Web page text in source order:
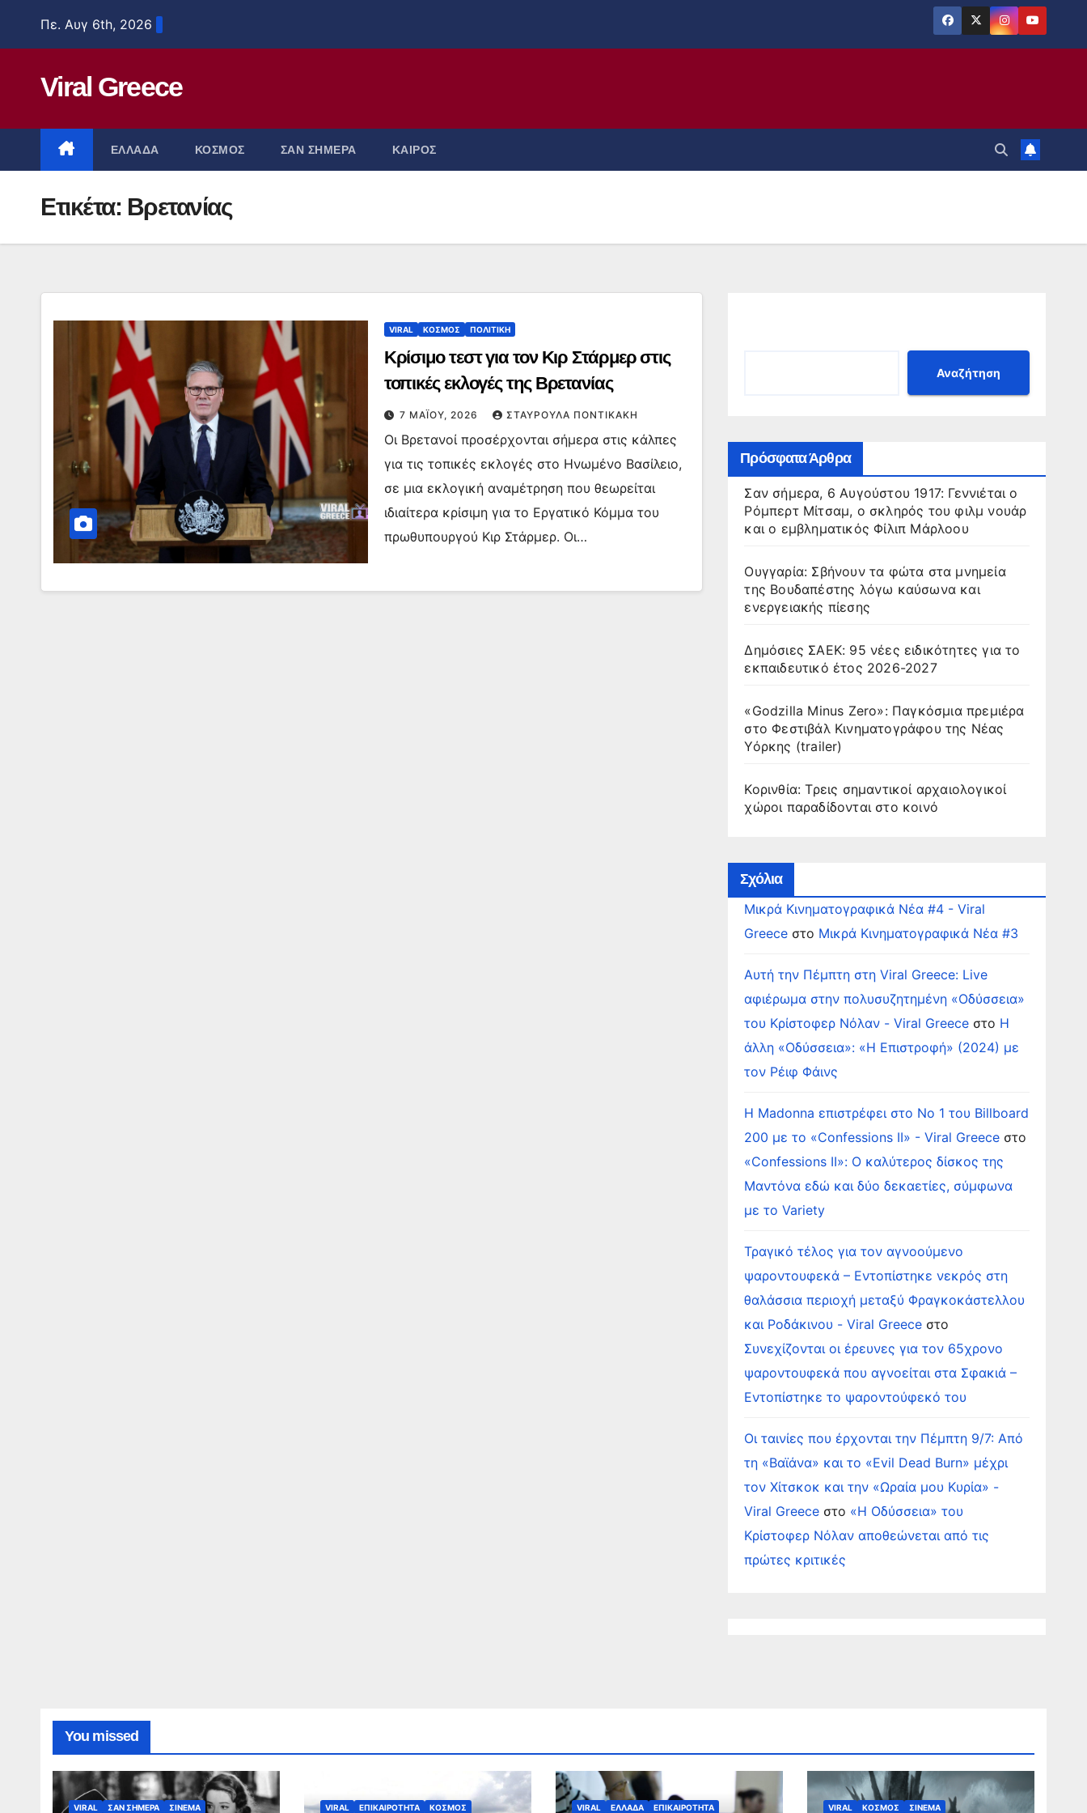
Πε. Αυγ 6th, 2026
Viral Greece
ΕΛΛΑΔΑ ΚΟΣΜΟΣ ΣΑΝ ΣΗΜΕΡΑ ΚΑΙΡΟΣ
Ετικέτα: Βρετανίας
VIRAL ΚΟΣΜΟΣ ΠΟΛΙΤΙΚΗ
Κρίσιμο τεστ για τον Κιρ Στάρμερ στις
τοπικές εκλογές της Βρετανίας
7 ΜΑΪ́ΟΥ, 2026 ΣΤΑΥΡΟΎΛΑ ΠΟΝΤΙΚΆΚΗ
Οι Βρετανοί προσέρχονται σήμερα στις κάλπες
για τις τοπικές εκλογές στο Ηνωμένο Βασίλειο,
σε μια εκλογική αναμέτρηση που θεωρείται
ιδιαίτερα κρίσιμη για το Εργατικό Κόμμα του
πρωθυπουργού Κιρ Στάρμερ. Οι…
Αναζήτηση
Πρόσφατα Άρθρα
Σαν σήμερα, 6 Αυγούστου 1917: Γεννιέται ο
Ρόμπερτ Μίτσαμ, ο σκληρός του φιλμ νουάρ
και ο εμβληματικός Φίλιπ Μάρλοου
Ουγγαρία: Σβήνουν τα φώτα στα μνημεία
της Βουδαπέστης λόγω καύσωνα και
ενεργειακής πίεσης
Δημόσιες ΣΑΕΚ: 95 νέες ειδικότητες για το
εκπαιδευτικό έτος 2026-2027
«Godzilla Minus Zero»: Παγκόσμια πρεμιέρα
στο Φεστιβάλ Κινηματογράφου της Νέας
Υόρκης (trailer)
Κορινθία: Τρεις σημαντικοί αρχαιολογικοί
χώροι παραδίδονται στο κοινό
Σχόλια
Μικρά Κινηματογραφικά Νέα #4 - Viral
Greece στο Μικρά Κινηματογραφικά Νέα #3
Αυτή την Πέμπτη στη Viral Greece: Live
αφιέρωμα στην πολυσυζητημένη «Οδύσσεια»
του Κρίστοφερ Νόλαν - Viral Greece στο Η
άλλη «Οδύσσεια»: «Η Επιστροφή» (2024) με
τον Ρέιφ Φάινς
Η Madonna επιστρέφει στο Νο 1 του Billboard
200 με το «Confessions II» - Viral Greece στο
«Confessions II»: Ο καλύτερος δίσκος της
Μαντόνα εδώ και δύο δεκαετίες, σύμφωνα
με το Variety
Τραγικό τέλος για τον αγνοούμενο
ψαροντουφεκά – Εντοπίστηκε νεκρός στη
θαλάσσια περιοχή μεταξύ Φραγκοκάστελλου
και Ροδάκινου - Viral Greece στο
Συνεχίζονται οι έρευνες για τον 65χρονο
ψαροντουφεκά που αγνοείται στα Σφακιά –
Εντοπίστηκε το ψαροντούφεκό του
Οι ταινίες που έρχονται την Πέμπτη 9/7: Από
τη «Βαϊάνα» και το «Evil Dead Burn» μέχρι
τον Χίτσκοκ και την «Ωραία μου Κυρία» -
Viral Greece στο «Η Οδύσσεια» του
Κρίστοφερ Νόλαν αποθεώνεται από τις
πρώτες κριτικές
You missed
VIRAL ΣΑΝ ΣΗΜΕΡΑ ΣΙΝΕΜΑ VIRAL ΕΠΙΚΑΙΡΟΤΗΤΑ ΚΟΣΜΟΣ VIRAL ΕΛΛΑΔΑ ΕΠΙΚΑΙΡΟΤΗΤΑ VIRAL ΚΟΣΜΟΣ ΣΙΝΕΜΑ